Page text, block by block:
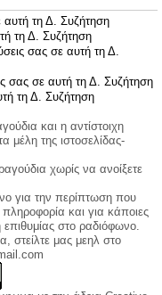
αυτή τη Δ. Συζήτηση
τη Δ. Συζήτηση
σας σε αυτή τη Δ.
σας σε αυτή τη Δ. Συζήτηση
τη Δ. Συζήτηση
και η αντίστοιχη
μέλη της ιστοσελίδας-
χωρίς να ανοίξετε
για την περίπτωση που
και για κάποιες
στο ραδιόφωνο.
στείλτε μας μεηλ στο